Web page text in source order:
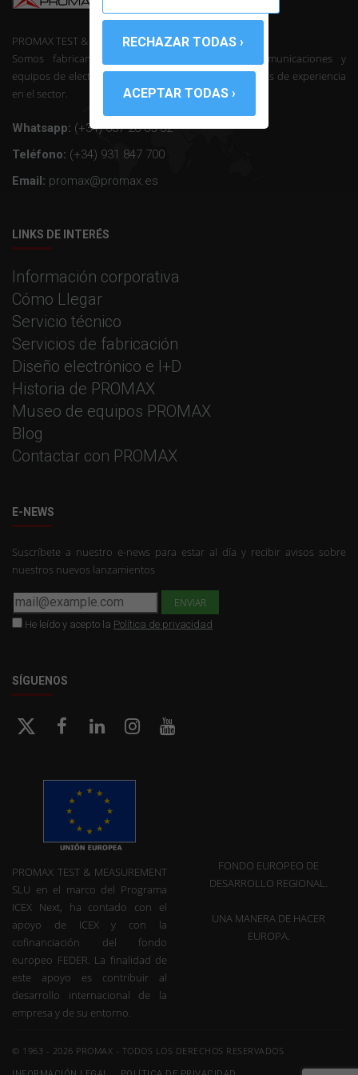
PROMAX TEST & MEASUREMENT, SLU ©
Somos fabricantes de instrumentación de telecomunicaciones y
equipos de electrónica profesional con mas de 50 años de experiencia
en el sector.
Whatsapp: (+34) 607 26 65 32
Teléfono: (+34) 931 847 700
Email: promax@promax.es
LINKS DE INTERÉS
Información corporativa
Cómo Llegar
Servicio técnico
Servicios de fabricación
Diseño electrónico e I+D
Historia de PROMAX
Museo de equipos PROMAX
Blog
Contactar con PROMAX
E-NEWS
Suscríbete a nuestro e-news para estar al día y recibir avisos sobre
nuestros nuevos lanzamientos
He leído y acepto la Política de privacidad
SÍGUENOS
PROMAX TEST & MEASUREMENT
SLU en el marco del Programa
ICEX Next, ha contado con el
apoyo de ICEX y con la
cofinanciación del fondo
europeo FEDER. La finalidad de
este apoyo es contribuir al
desarrollo internacional de la
empresa y de su entorno.
FONDO EUROPEO DE
DESARROLLO REGIONAL.
UNA MANERA DE HACER
EUROPA.
© 1963 - 2026 PROMAX - TODOS LOS DERECHOS RESERVADOS